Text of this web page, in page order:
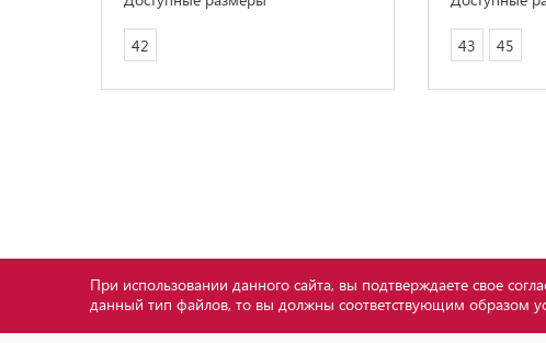
42 43 45
При использовании данного сайта, вы подтверждаете свое
данный тип файлов, то вы должны соответствующим образом